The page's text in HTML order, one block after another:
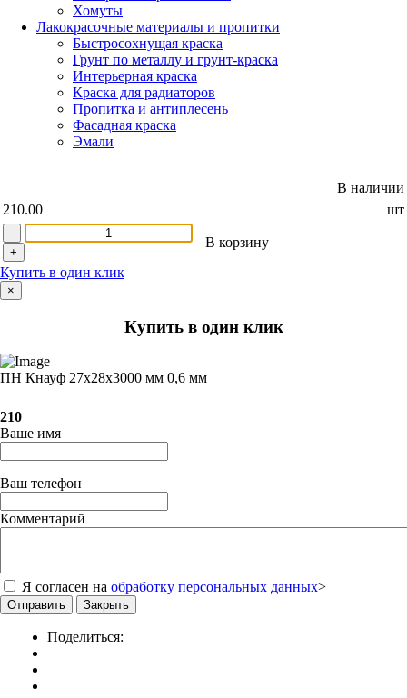
Хомуты
Лакокрасочные материалы и пропитки
Быстросохнущая краска
Грунт по металлу и грунт-краска
Интерьерная краска
Краска для радиаторов
Пропитка и антиплесень
Фасадная краска
Эмали
В наличии
210.00
шт
-
+
В корзину
Купить в один клик
×
Купить в один клик
ПН Кнауф 27х28х3000 мм 0,6 мм
210
Ваше имя
Ваш телефон
Комментарий
Я согласен на обработку персональных данных>
Отправить Закрыть
Поделиться: